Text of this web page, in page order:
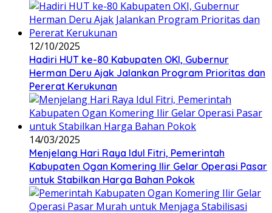
12/10/2025
Hadiri HUT ke-80 Kabupaten OKI, Gubernur
Herman Deru Ajak Jalankan Program Prioritas dan
Pererat Kerukunan
14/03/2025
Menjelang Hari Raya Idul Fitri, Pemerintah
Kabupaten Ogan Komering Ilir Gelar Operasi Pasar
untuk Stabilkan Harga Bahan Pokok